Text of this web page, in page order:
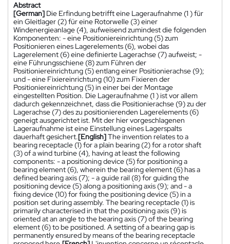
Abstract
[German] Die Erfindung betrifft eine Lageraufnahme (1 ) für
ein Gleitlager (2) für eine Rotorwelle (3) einer
Windenergieanlage (4), aufweisend zumindest die folgenden
Komponenten: - eine Positioniereinrichtung (5) zum
Positionieren eines Lagerelements (6), wobei das
Lagerelement (6) eine definierte Lagerachse (7) aufweist; -
eine Führungsschiene (8) zum Führen der
Positioniereinrichtung (5) entlang einer Positionierachse (9);
und - eine Fixiereinrichtung (10) zum Fixieren der
Positioniereinrichtung (5) in einer bei der Montage
eingestellten Position. Die Lageraufnahme (1 ) ist vor allem
dadurch gekennzeichnet, dass die Positionierachse (9) zu der
Lagerachse (7) des zu positionierenden Lagerelements (6)
geneigt ausgerichtet ist. Mit der hier vorgeschlagenen
Lageraufnahme ist eine Einstellung eines Lagerspalts
dauerhaft gesichert.[English]The invention relates to a
bearing receptacle (1) for a plain bearing (2) for a rotor shaft
(3) of a wind turbine (4), having at least the following
components: - a positioning device (5) for positioning a
bearing element (6), wherein the bearing element (6) has a
defined bearing axis (7); - a guide rail (8) for guiding the
positioning device (5) along a positioning axis (9); and - a
fixing device (10) for fixing the positioning device (5) in a
position set during assembly. The bearing receptacle (1) is
primarily characterised in that the positioning axis (9) is
oriented at an angle to the bearing axis (7) of the bearing
element (6) to be positioned. A setting of a bearing gap is
permanently ensured by means of the bearing receptacle